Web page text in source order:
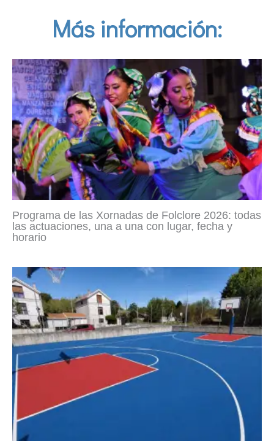
Más información:
Programa de las Xornadas de Folclore 2026: todas
las actuaciones, una a una con lugar, fecha y
horario